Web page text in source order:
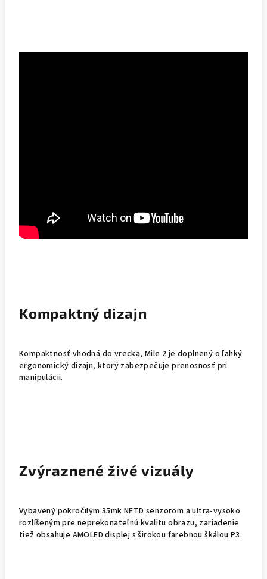
Kompaktný dizajn
Kompaktnosť vhodná do vrecka, Mile 2 je doplnený o ľahký
ergonomický dizajn, ktorý zabezpečuje prenosnosť pri
manipulácii.
Zvýraznené živé vizuály
Vybavený pokročilým 35mk NETD senzorom a ultra-vysoko
rozlíšeným pre neprekonateľnú kvalitu obrazu, zariadenie
tiež obsahuje AMOLED displej s širokou farebnou škálou P3.